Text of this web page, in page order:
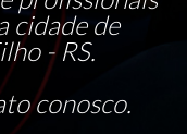
cidade de
- RS.
conosco.